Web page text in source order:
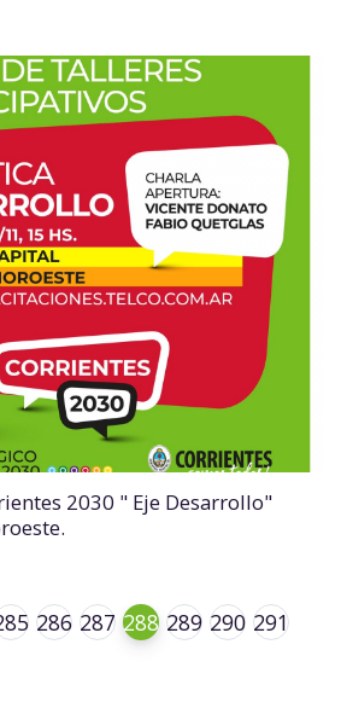
2030 " Eje Desarrollo"
286 287 288 289 290 291